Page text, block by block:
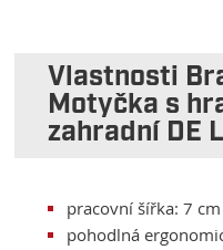
Vlastnosti
Motyčka s
zahradní DE
pracovní šířka: 7 cm
pohodlná